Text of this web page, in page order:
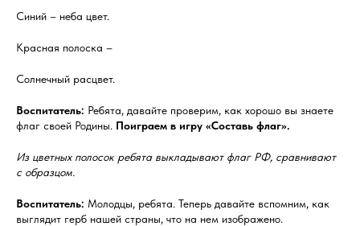
Синий – неба цвет.
Красная полоска –
Солнечный расцвет.
Воспитатель: Ребята, давайте проверим, как хорошо вы знаете
флаг своей Родины. Поиграем в игру «Составь флаг».
Из цветных полосок ребята выкладывают флаг РФ, сравнивают
с образцом.
Воспитатель: Молодцы, ребята. Теперь давайте вспомним, как
выглядит герб нашей страны, что на нем изображено.